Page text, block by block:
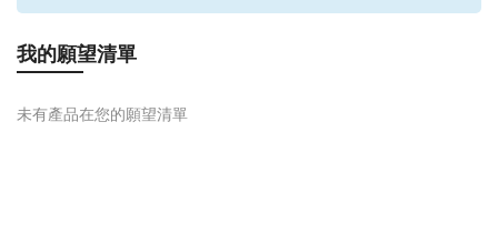
我的願望清單
未有產品在您的願望清單